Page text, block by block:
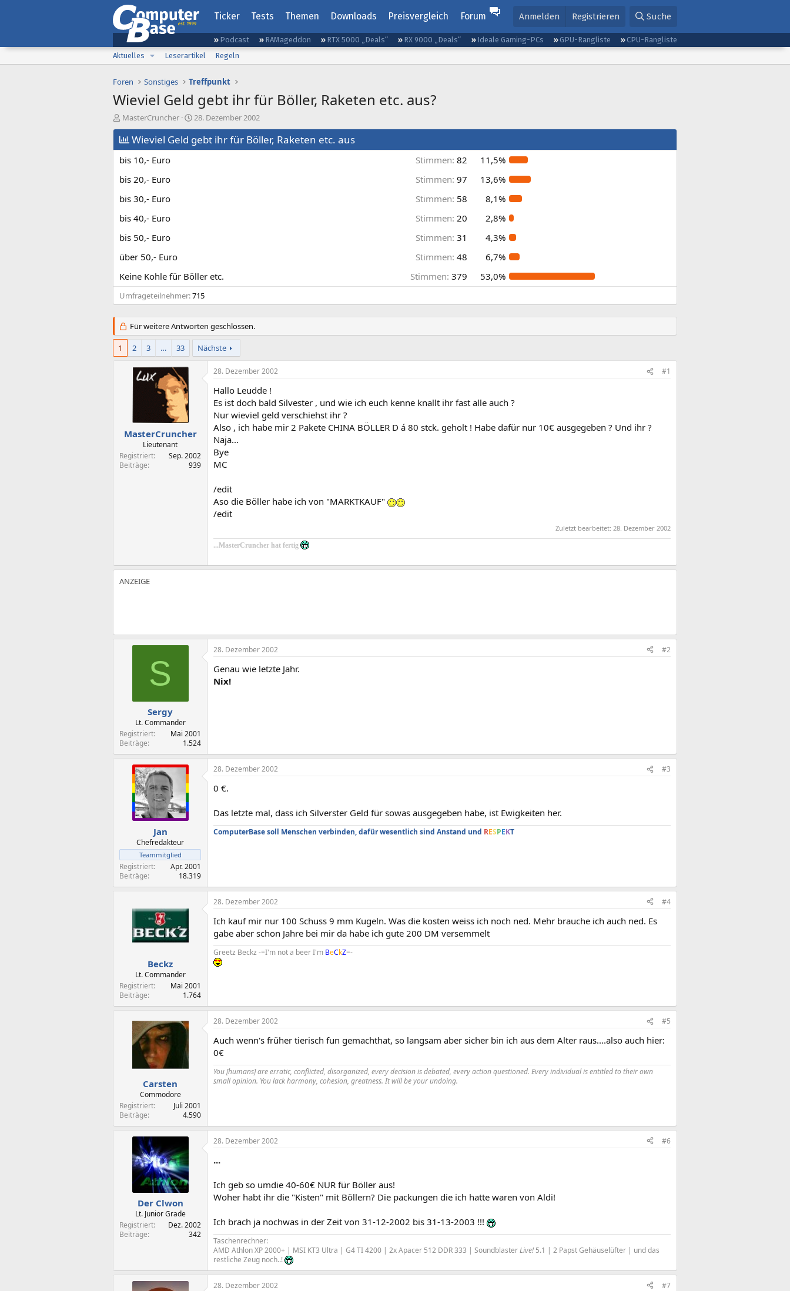
Ticker Tests Themen Downloads Preisvergleich Forum Anmelden Registrieren Suche
Podcast RAMageddon RTX 5000 „Deals“ RX 9000 „Deals“ Ideale Gaming-PCs GPU-Rangliste
CPU-Rangliste
Aktuelles
Leserartikel Regeln
Foren Sonstiges Treffpunkt
Wieviel Geld gebt ihr für Böller, Raketen etc. aus?
E
r
s
t
e
l
r
MasterCruncher
E
r
s
t
28. Dezember 2002
Wieviel Geld gebt ihr für Böller, Raketen etc. aus
bis 10,- Euro Stimmen: 82
11,5%
bis 20,- Euro
Stimmen: 97
13,6%
bis 30,- Euro
Stimmen: 58
8,1%
bis 40,- Euro
Stimmen: 20
2,8%
bis 50,- Euro
Stimmen: 31
4,3%
über 50,- Euro
Stimmen: 48
6,7%
Keine Kohle für Böller etc.
Stimmen: 379 53,0%
Umfrageteilnehmer 715
Für weitere Antworten geschlossen.
1 2 3 … 33 Nächste
MasterCruncher
Lieutenant
Registriert
Sep. 2002
Beiträge
939
28. Dezember 2002 #1
Hallo Leudde !
Es ist doch bald Silvester , und wie ich euch kenne knallt ihr fast alle auch ?
Nur wieviel geld verschiehst ihr ?
Also , ich habe mir 2 Pakete CHINA BÖLLER D á 80 stck. geholt ! Habe dafür nur 10€ ausgegeben ? Und ihr ?
Naja...
Bye
MC
/edit
Aso die Böller habe ich von "MARKTKAUF"
/edit
Zuletzt bearbeitet: 28. Dezember 2002
...MasterCruncher hat fertig
S
Sergy
Lt. Commander
Registriert
Mai 2001
Beiträge
1.524
28. Dezember 2002 #2
Genau wie letzte Jahr.
Nix!
Jan
Chefredakteur
Teammitglied
Registriert
Apr. 2001
Beiträge
18.319
28. Dezember 2002 #3
0 €.
Das letzte mal, dass ich Silverster Geld für sowas ausgegeben habe, ist Ewigkeiten her.
ComputerBase soll Menschen verbinden, dafür wesentlich sind Anstand und RESPEKT
Beckz
Lt. Commander
Registriert
Mai 2001
Beiträge
1.764
28. Dezember 2002 #4
Ich kauf mir nur 100 Schuss 9 mm Kugeln. Was die kosten weiss ich noch ned. Mehr brauche ich auch ned. Es
gabe aber schon Jahre bei mir da habe ich gute 200 DM versemmelt
Greetz Beckz -=I'm not a beer I'm BeCkZ=-
Carsten
Commodore
Registriert
Juli 2001
Beiträge
4.590
28. Dezember 2002 #5
Auch wenn's früher tierisch fun gemachthat, so langsam aber sicher bin ich aus dem Alter raus....also auch hier:
0€
You [humans] are erratic, conflicted, disorganized, every decision is debated, every action questioned. Every individual is entitled to their own
small opinion. You lack harmony, cohesion, greatness. It will be your undoing.
Der Clwon
Lt. Junior Grade
Registriert
Dez. 2002
Beiträge
342
28. Dezember 2002 #6
...
Ich geb so umdie 40-60€ NUR für Böller aus!
Woher habt ihr die "Kisten" mit Böllern? Die packungen die ich hatte waren von Aldi!
Ich brach ja nochwas in der Zeit von 31-12-2002 bis 31-13-2003 !!!
Taschenrechner:
AMD Athlon XP 2000+ | MSI KT3 Ultra | G4 TI 4200 | 2x Apacer 512 DDR 333 | SoundblasterLive! 5.1 | 2 Papst Gehäuselüfter | und das
restliche Zeug noch..!
28. Dezember 2002 #7